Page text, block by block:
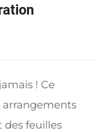
! Ce
des feuilles